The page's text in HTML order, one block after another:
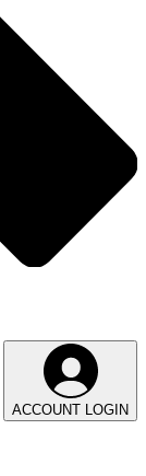
ACCOUNT LOGIN